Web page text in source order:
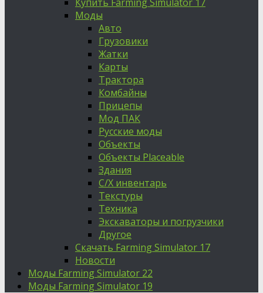
Моды
Авто
Грузовики
Жатки
Карты
Трактора
Комбайны
Прицепы
Мод ПАК
Русские моды
Объекты
Объекты Placeable
Здания
С/Х инвентарь
Текстуры
Техника
Экскаваторы и погрузчики
Другое
Скачать Farming Simulator 17
Новости
Моды Farming Simulator 22
Моды Farming Simulator 19